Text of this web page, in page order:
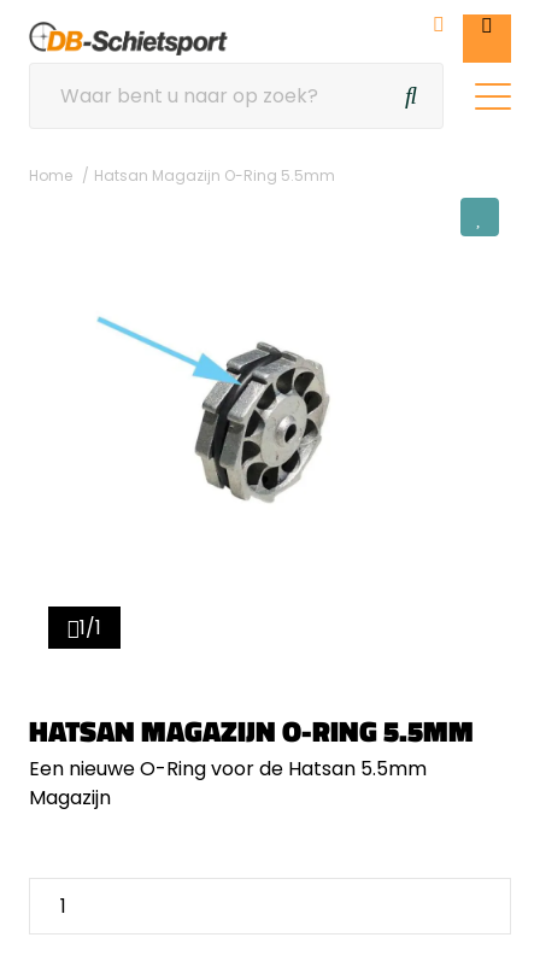
Home Hatsan Magazijn O-Ring 5.5mm
1/1
HATSAN MAGAZIJN O-RING 5.5MM
Een nieuwe O-Ring voor de Hatsan 5.5mm
Magazijn